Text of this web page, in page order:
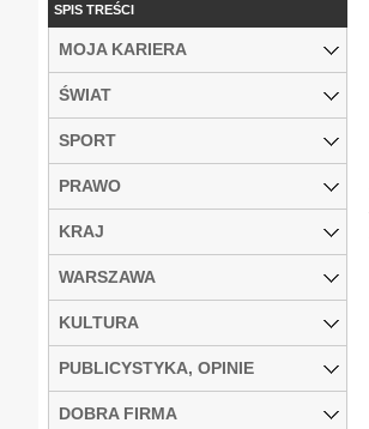
SPIS TREŚCI
MOJA KARIERA
ŚWIAT
SPORT
PRAWO
KRAJ
WARSZAWA
KULTURA
PUBLICYSTYKA, OPINIE
DOBRA FIRMA